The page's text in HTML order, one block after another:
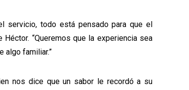
servicio, todo está pensado para que el
“Queremos que la experiencia sea
algo familiar.”
nos dice que un sabor le recordó a su